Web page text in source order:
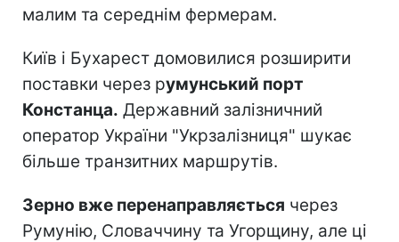
малим та середнім фермерам.
Київ і Бухарест домовилися розширити
поставки через румунський порт
Констанца. Державний залізничний
оператор України "Укрзалізниця" шукає
більше транзитних маршрутів.
Зерно вже перенаправляється через
Румунію, Словаччину та Угорщину, але ці